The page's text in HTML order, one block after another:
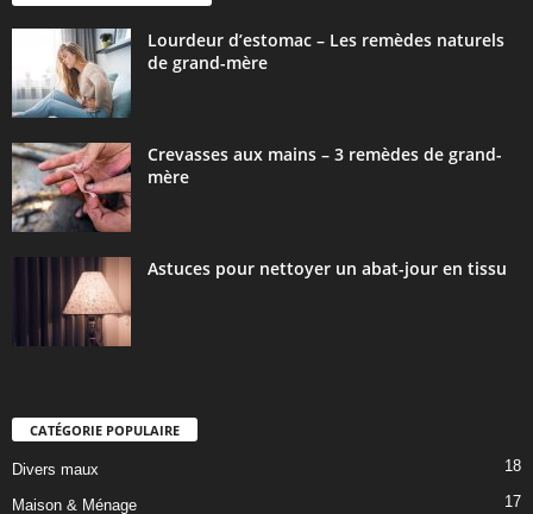
Lourdeur d’estomac – Les remèdes naturels
de grand-mère
Crevasses aux mains – 3 remèdes de grand-
mère
Astuces pour nettoyer un abat-jour en tissu
CATÉGORIE POPULAIRE
Divers maux 18
Maison & Ménage 17